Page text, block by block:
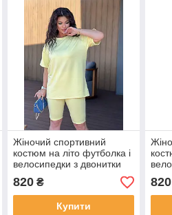
Жіночий спортивний
костюм на літо футболка і
велосипедки з двонитки
820₴
Купити
820